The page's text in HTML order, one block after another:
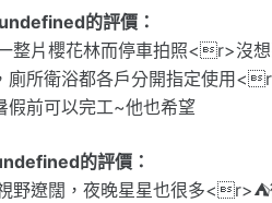
的評價：
整片櫻花林而停車拍照<r>沒
所衛浴都各戶分開指定使用
前可以完工~他也希望
的評價：
野遼闊，夜晚星星也很多